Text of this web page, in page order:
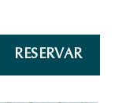
RESERVAR